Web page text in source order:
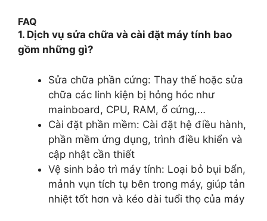
FAQ
1. Dịch vụ sửa chữa và cài đặt máy tính bao
gồm những gì?
Sửa chữa phần cứng: Thay thế hoặc sửa
chữa các linh kiện bị hỏng hóc như
mainboard, CPU, RAM, ổ cứng,…
Cài đặt phần mềm: Cài đặt hệ điều hành,
phần mềm ứng dụng, trình điều khiển và
cập nhật cần thiết
Vệ sinh bảo trì máy tính: Loại bỏ bụi bẩn,
mảnh vụn tích tụ bên trong máy, giúp tản
nhiệt tốt hơn và kéo dài tuổi thọ của máy